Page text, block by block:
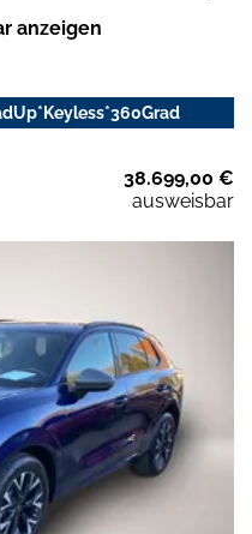
anzeigen
38.699,00 €
ausweisbar